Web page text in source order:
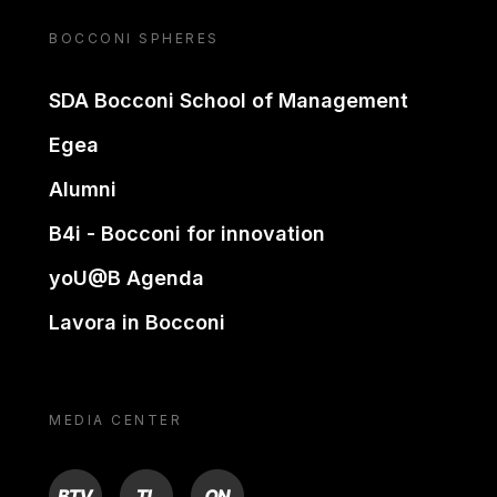
BOCCONI SPHERES
SDA Bocconi School of Management
Egea
Alumni
B4i - Bocconi for innovation
yoU@B Agenda
Lavora in Bocconi
MEDIA CENTER
BTV TL ON